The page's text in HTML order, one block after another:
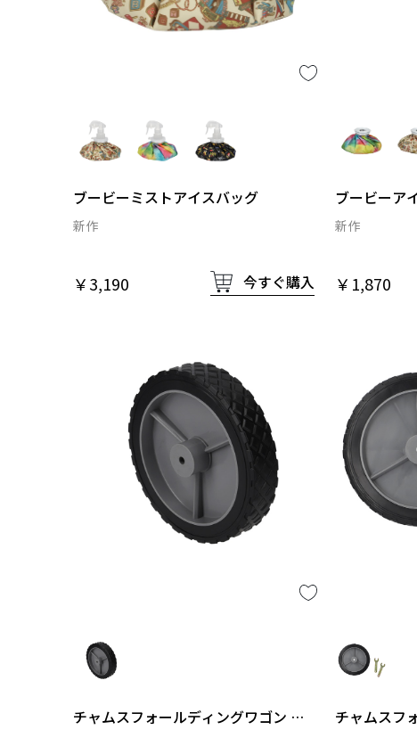
ブービーミストアイスバッグ
新作
￥3,190 今すぐ購入
ブービーア
新作
￥1,870
チャムスフォールディングワゴン タ
チャムスフ